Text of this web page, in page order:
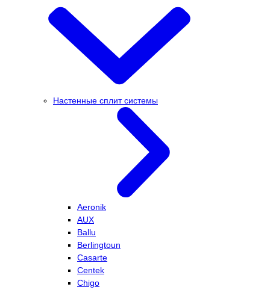
Настенные сплит системы
Aeronik
AUX
Ballu
Berlingtoun
Casarte
Centek
Chigo